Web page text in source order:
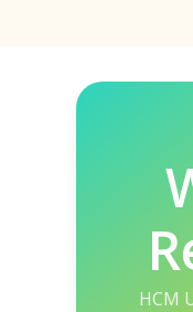
HCM